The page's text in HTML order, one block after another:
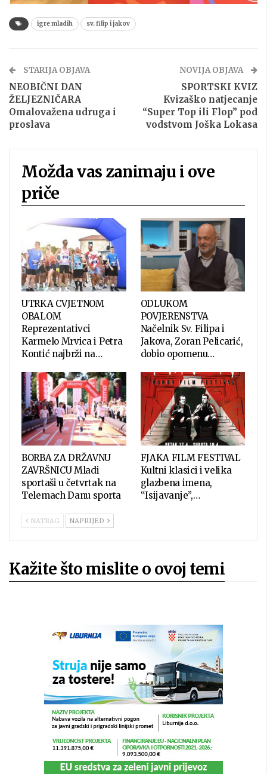
igre mladih sv. filip i jakov
STARIJA OBJAVA
NEOBIČNI DAN
ŽELJEZNIČARA
Omalovažena udruga i
proslava
NOVIJA OBJAVA
SPORTSKI KVIZ
Kvizaško natjecanje
“Super Top ili Flop” pod
vodstvom Joška Lokasa
Možda vas zanimaju i ove
priče
UTRKA CVJETNOM
OBALOM
Reprezentativci
Karmelo Mrvica i Petra
Kontić najbrži na…
ODLUKOM
POVJERENSTVA
Načelnik Sv. Filipa i
Jakova, Zoran Pelicarić,
dobio opomenu…
BORBA ZA DRŽAVNU
ZAVRŠNICU Mladi
sportaši u četvrtak na
Telemach Danu sporta
FJAKA FILM FESTIVAL
Kultni klasici i velika
glazbena imena,
“Isijavanje”,…
NATRAG NAPRIJED
Kažite što mislite o ovoj temi